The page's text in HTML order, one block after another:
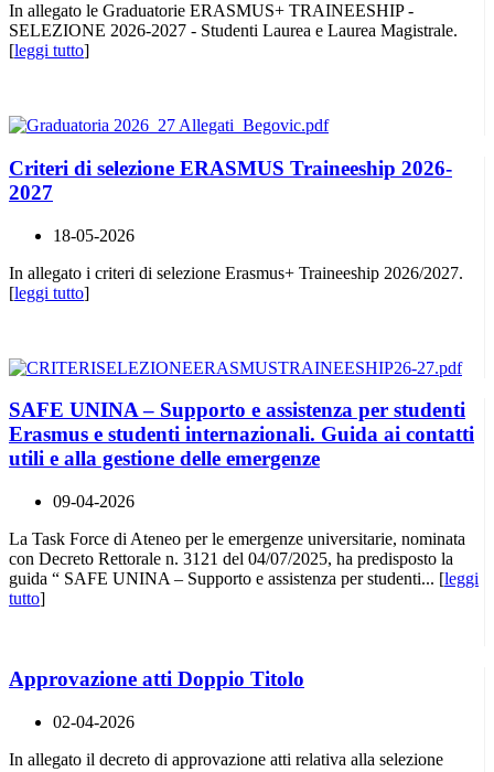
In allegato le Graduatorie ERASMUS+ TRAINEESHIP -
SELEZIONE 2026-2027 - Studenti Laurea e Laurea Magistrale.
[leggi tutto]
Criteri di selezione ERASMUS Traineeship 2026-
2027
18-05-2026
In allegato i criteri di selezione Erasmus+ Traineeship 2026/2027.
[leggi tutto]
SAFE UNINA – Supporto e assistenza per studenti
Erasmus e studenti internazionali. Guida ai contatti
utili e alla gestione delle emergenze
09-04-2026
La Task Force di Ateneo per le emergenze universitarie, nominata
con Decreto Rettorale n. 3121 del 04/07/2025, ha predisposto la
guida “ SAFE UNINA – Supporto e assistenza per studenti... [leggi
tutto]
Approvazione atti Doppio Titolo
02-04-2026
In allegato il decreto di approvazione atti relativa alla selezione